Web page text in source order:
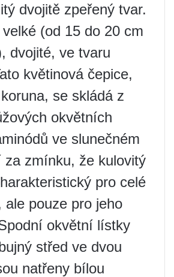
dvojitě zpeřený tvar.
(od 15 do 20 cm
dvojité, ve tvaru
květinová čepice,
se skládá z
okvětních
ve slunečném
za zmínku, že kulovitý
pro celé
ale pouze pro jeho
okvětní lístky
střed ve dvou
natřeny bílou